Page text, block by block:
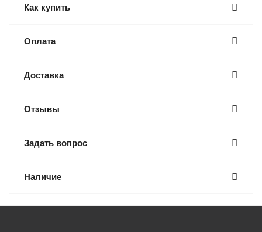
Как купить
Оплата
Доставка
Отзывы
Задать вопрос
Наличие